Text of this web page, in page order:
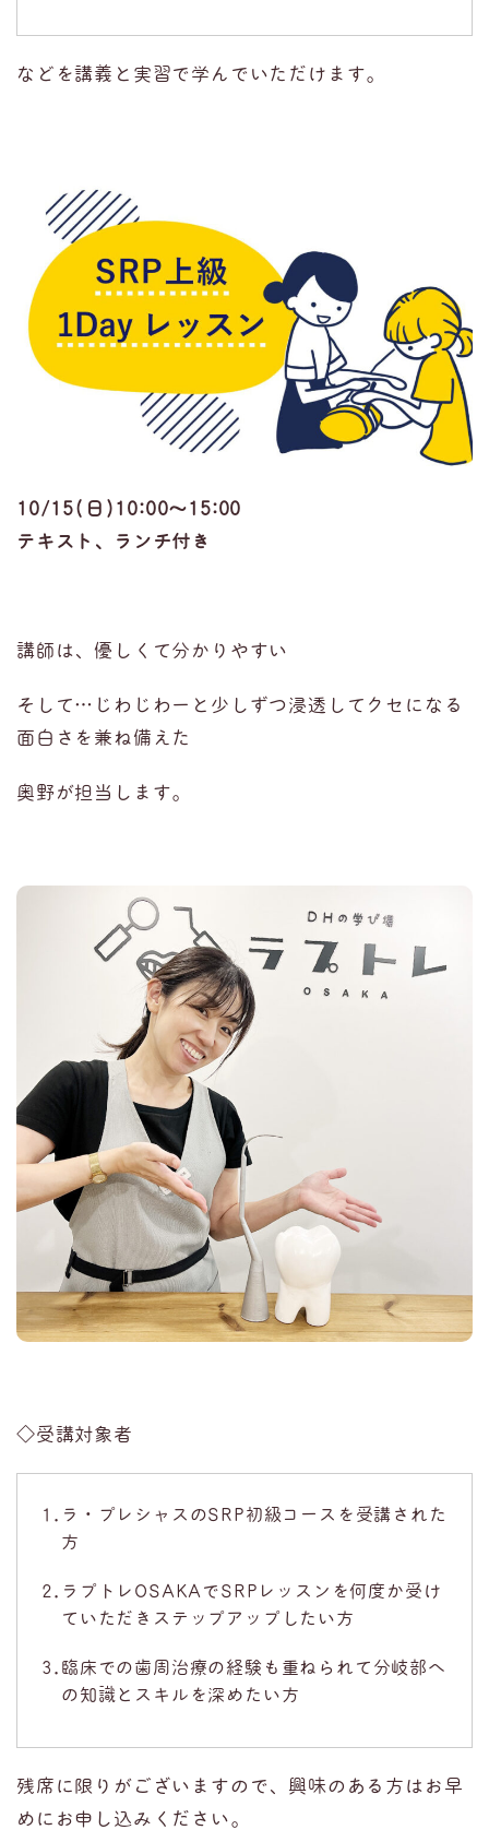
などを講義と実習で学んでいただけます。
10/15(日)10:00〜15:00
テキスト、ランチ付き
講師は、優しくて分かりやすい
そして…じわじわーと少しずつ浸透してクセになる
面白さを兼ね備えた
奥野が担当します。
◇受講対象者
ラ・プレシャスのSRP初級コースを受講された
方
ラプトレOSAKAでSRPレッスンを何度か受け
ていただきステップアップしたい方
臨床での歯周治療の経験も重ねられて分岐部へ
の知識とスキルを深めたい方
残席に限りがございますので、興味のある方はお早
めにお申し込みください。